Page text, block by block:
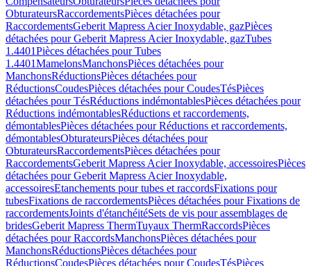
ObturateursRaccordementsPièces détachées pour
RaccordementsGeberit Mapress Acier Inoxydable, gazPièces
détachées pour Geberit Mapress Acier Inoxydable, gazTubes
1.4401Pièces détachées pour Tubes
1.4401MamelonsManchonsPièces détachées pour
ManchonsRéductionsPièces détachées pour
RéductionsCoudesPièces détachées pour CoudesTésPièces
détachées pour TésRéductions indémontablesPièces détachées pour
Réductions indémontablesRéductions et raccordements,
démontablesPièces détachées pour Réductions et raccordements,
démontablesObturateursPièces détachées pour
ObturateursRaccordementsPièces détachées pour
RaccordementsGeberit Mapress Acier Inoxydable, accessoiresPièces
détachées pour Geberit Mapress Acier Inoxydable,
accessoiresEtanchements pour tubes et raccordsFixations pour
tubesFixations de raccordementsPièces détachées pour Fixations de
raccordementsJoints d'étanchéitéSets de vis pour assemblages de
bridesGeberit Mapress ThermTuyaux ThermRaccordsPièces
détachées pour RaccordsManchonsPièces détachées pour
ManchonsRéductionsPièces détachées pour
RéductionsCoudesPièces détachées pour CoudesTésPièces